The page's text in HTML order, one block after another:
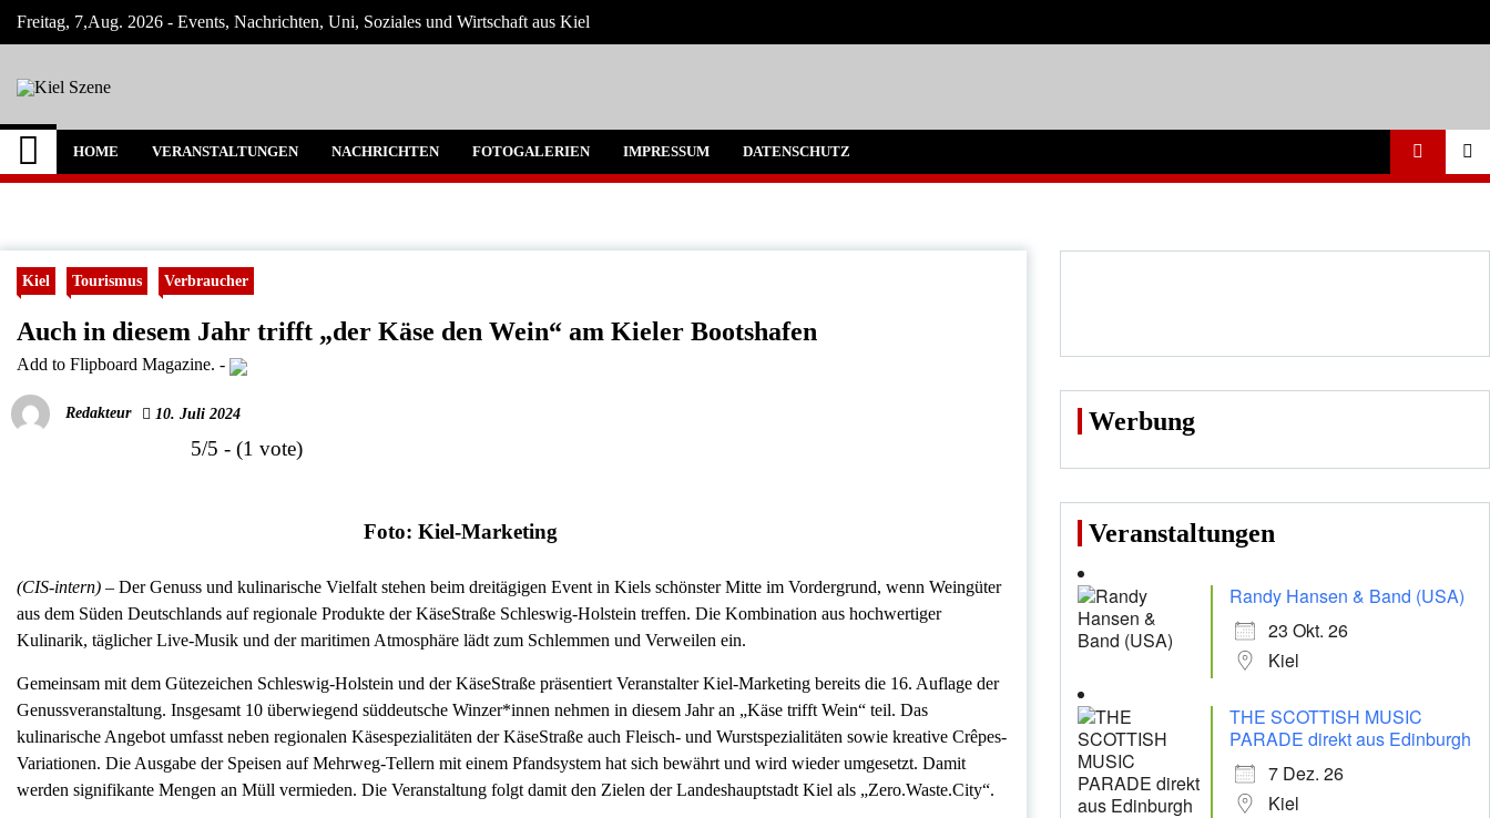
Skip
Freitag, 7,Aug. 2026 - Events, Nachrichten, Uni, Soziales und Wirtschaft aus Kiel
Kiel Szene
Neuigkeiten und Nachrichten aus Kiel und Umgebung
HOME VERANSTALTUNGEN NACHRICHTEN FOTOGALERIEN IMPRESSUM DATENSCHUTZ
Kiel Tourismus Verbraucher
Auch in diesem Jahr trifft „der Käse den Wein“ am Kieler Bootshafen
Add to Flipboard Magazine. -
Redakteur 10. Juli 2024
5/5 - (1 vote)
Foto: Kiel-Marketing
(CIS-intern) – Der Genuss und kulinarische Vielfalt stehen beim dreitägigen Event in Kiels schönster Mitte im Vordergrund, wenn Weingüter
aus dem Süden Deutschlands auf regionale Produkte der KäseStraße Schleswig-Holstein treffen. Die Kombination aus hochwertiger
Kulinarik, täglicher Live-Musik und der maritimen Atmosphäre lädt zum Schlemmen und Verweilen ein.
Gemeinsam mit dem Gütezeichen Schleswig-Holstein und der KäseStraße präsentiert Veranstalter Kiel-Marketing bereits die 16. Auflage der
Genussveranstaltung. Insgesamt 10 überwiegend süddeutsche Winzer*innen nehmen in diesem Jahr an „Käse trifft Wein“ teil. Das
kulinarische Angebot umfasst neben regionalen Käsespezialitäten der KäseStraße auch Fleisch- und Wurstspezialitäten sowie kreative Crêpes-
Variationen. Die Ausgabe der Speisen auf Mehrweg-Tellern mit einem Pfandsystem hat sich bewährt und wird wieder umgesetzt. Damit
werden signifikante Mengen an Müll vermieden. Die Veranstaltung folgt damit den Zielen der Landeshauptstadt Kiel als „Zero.Waste.City“.
Werbung
Veranstaltungen
Randy Hansen & Band (USA)
23 Okt. 26
Kiel
THE SCOTTISH MUSIC
PARADE direkt aus Edinburgh
7 Dez. 26
Kiel